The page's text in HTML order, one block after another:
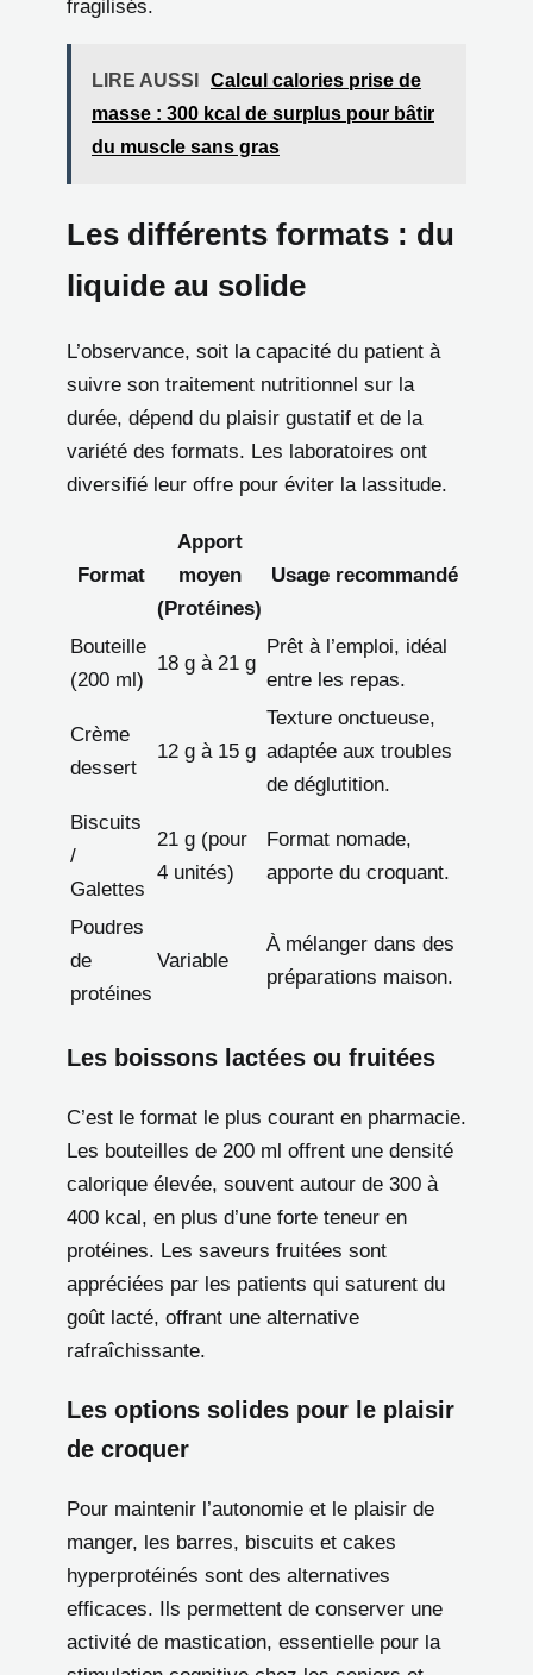
fragilisés.
LIRE AUSSI
Calcul calories prise de
masse : 300 kcal de surplus pour bâtir
du muscle sans gras
Les différents formats : du
liquide au solide
L’observance, soit la capacité du patient à
suivre son traitement nutritionnel sur la
durée, dépend du plaisir gustatif et de la
variété des formats. Les laboratoires ont
diversifié leur offre pour éviter la lassitude.
Format
Apport
moyen
(Protéines)
Usage recommandé
Bouteille
(200 ml)
18 g à 21 g
Prêt à l’emploi, idéal
entre les repas.
Crème
dessert
12 g à 15 g
Texture onctueuse,
adaptée aux troubles
de déglutition.
Biscuits
/
Galettes
21 g (pour
4 unités)
Format nomade,
apporte du croquant.
Poudres
de
protéines
Variable
À mélanger dans des
préparations maison.
Les boissons lactées ou fruitées
C’est le format le plus courant en pharmacie.
Les bouteilles de 200 ml offrent une densité
calorique élevée, souvent autour de 300 à
400 kcal, en plus d’une forte teneur en
protéines. Les saveurs fruitées sont
appréciées par les patients qui saturent du
goût lacté, offrant une alternative
rafraîchissante.
Les options solides pour le plaisir
de croquer
Pour maintenir l’autonomie et le plaisir de
manger, les barres, biscuits et cakes
hyperprotéinés sont des alternatives
efficaces. Ils permettent de conserver une
activité de mastication, essentielle pour la